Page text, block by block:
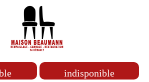
indisponible